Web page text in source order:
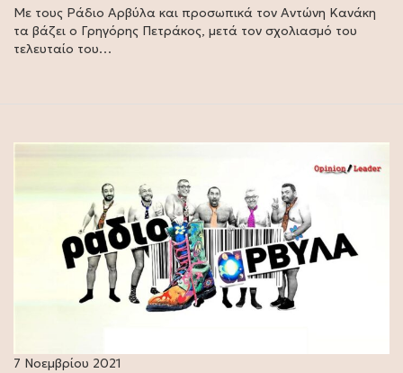
Με τους Ράδιο Αρβύλα και προσωπικά τον Αντώνη Κανάκη
τα βάζει ο Γρηγόρης Πετράκος, μετά τον σχολιασμό του
τελευταίο του…
7 Νοεμβρίου 2021